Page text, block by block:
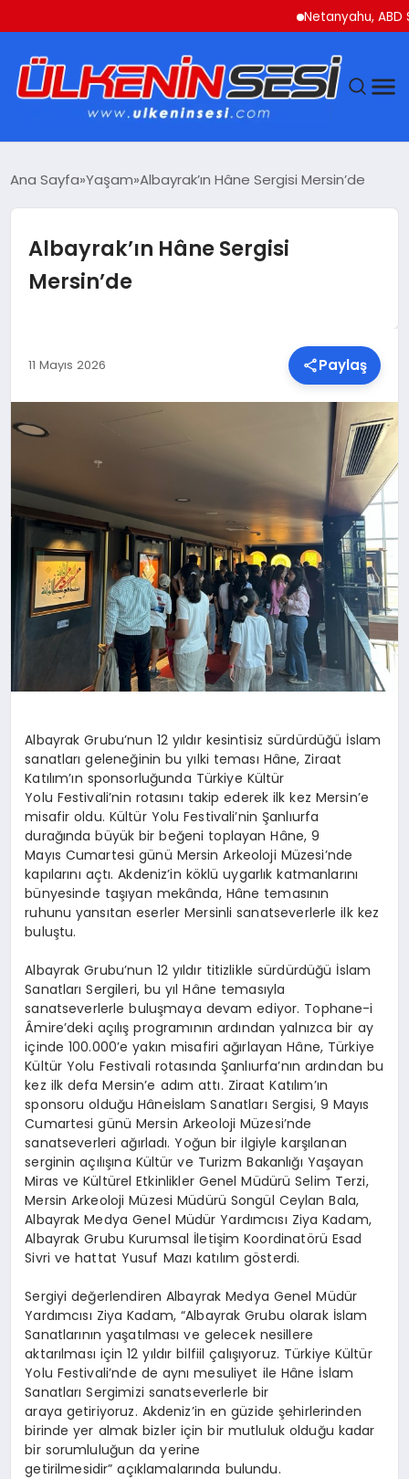
Netanyahu, ABD
EKONOMI
GÜNDEM
SIYASET
TEKNOLOJI
YAŞAM
MALATYA HABERLERI
Ana Sayfa Yaşam Albayrak’ın Hâne Sergisi Mersin’de
Albayrak’ın Hâne Sergisi
Mersin’de
11 Mayıs 2026 Paylaş
Albayrak Grubu’nun 12 yıldır kesintisiz sürdürdüğü İslam
sanatları geleneğinin bu yılki teması Hâne, Ziraat
Katılım’ın sponsorluğunda Türkiye Kültür
Yolu Festivali’nin rotasını takip ederek ilk kez Mersin’e
misafir oldu. Kültür Yolu Festivali’nin Şanlıurfa
durağında büyük bir beğeni toplayanHâne, 9
Mayıs Cumartesi günü Mersin Arkeoloji Müzesi’nde
kapılarını açtı. Akdeniz’in köklü uygarlık katmanlarını
bünyesinde taşıyan mekânda, Hâne temasının
ruhunu yansıtan eserler Mersinli sanatseverlerle ilk kez
buluştu.
Albayrak Grubu’nun 12 yıldır titizlikle sürdürdüğü İslam
Sanatları Sergileri, bu yılHâne temasıyla
sanatseverlerle buluşmaya devam ediyor. Tophane-i
Âmire’deki açılış programının ardından yalnızca bir ay
içinde 100.000’e yakın misafiri ağırlayanHâne, Türkiye
Kültür Yolu Festivali rotasında Şanlıurfa’nın ardından bu
kez ilk defa Mersin’e adım attı. ZiraatKatılım’ın
sponsoru olduğuHâneİslam Sanatları Sergisi, 9 Mayıs
Cumartesi günü Mersin Arkeoloji Müzesi’nde
sanatseverleri ağırladı. Yoğun bir ilgiyle karşılanan
serginin açılışına Kültür ve Turizm Bakanlığı Yaşayan
Miras ve Kültürel Etkinlikler Genel Müdürü Selim Terzi,
Mersin Arkeoloji Müzesi Müdürü Songül Ceylan Bala,
Albayrak Medya Genel Müdür Yardımcısı ZiyaKadam,
Albayrak Grubu Kurumsal İletişim Koordinatörü Esad
Sivri ve hattat Yusuf Mazı katılım gösterdi.
Sergiyi değerlendiren Albayrak Medya Genel Müdür
Yardımcısı ZiyaKadam, “Albayrak Grubu olarak İslam
Sanatlarının yaşatılması ve gelecek nesillere
aktarılması için 12 yıldır bilfiil çalışıyoruz. Türkiye Kültür
Yolu Festivali’nde de aynı mesuliyet ile Hâne İslam
Sanatları Sergimizi sanatseverlerle bir
araya getiriyoruz. Akdeniz’in en güzide şehirlerinden
birinde yer almak bizler için bir mutluluk olduğu kadar
bir sorumluluğun da yerine
getirilmesidir” açıklamalarında bulundu.